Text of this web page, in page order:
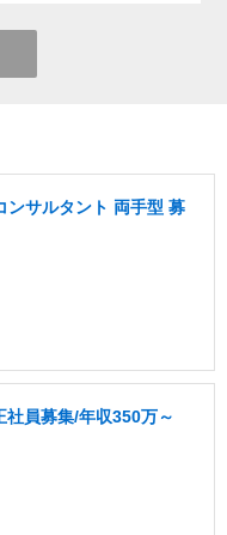
ンサルタント 両手型 募
員募集/年収350万～